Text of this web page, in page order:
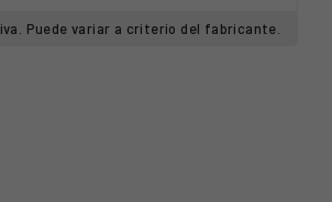
Puede variar a criterio del fabricante.